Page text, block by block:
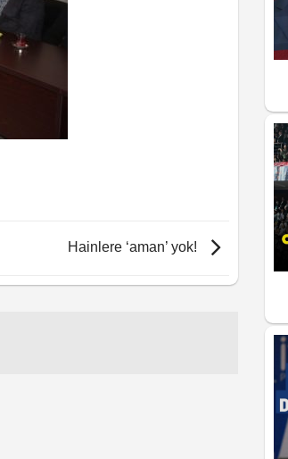
Hainlere ‘aman’ yok!